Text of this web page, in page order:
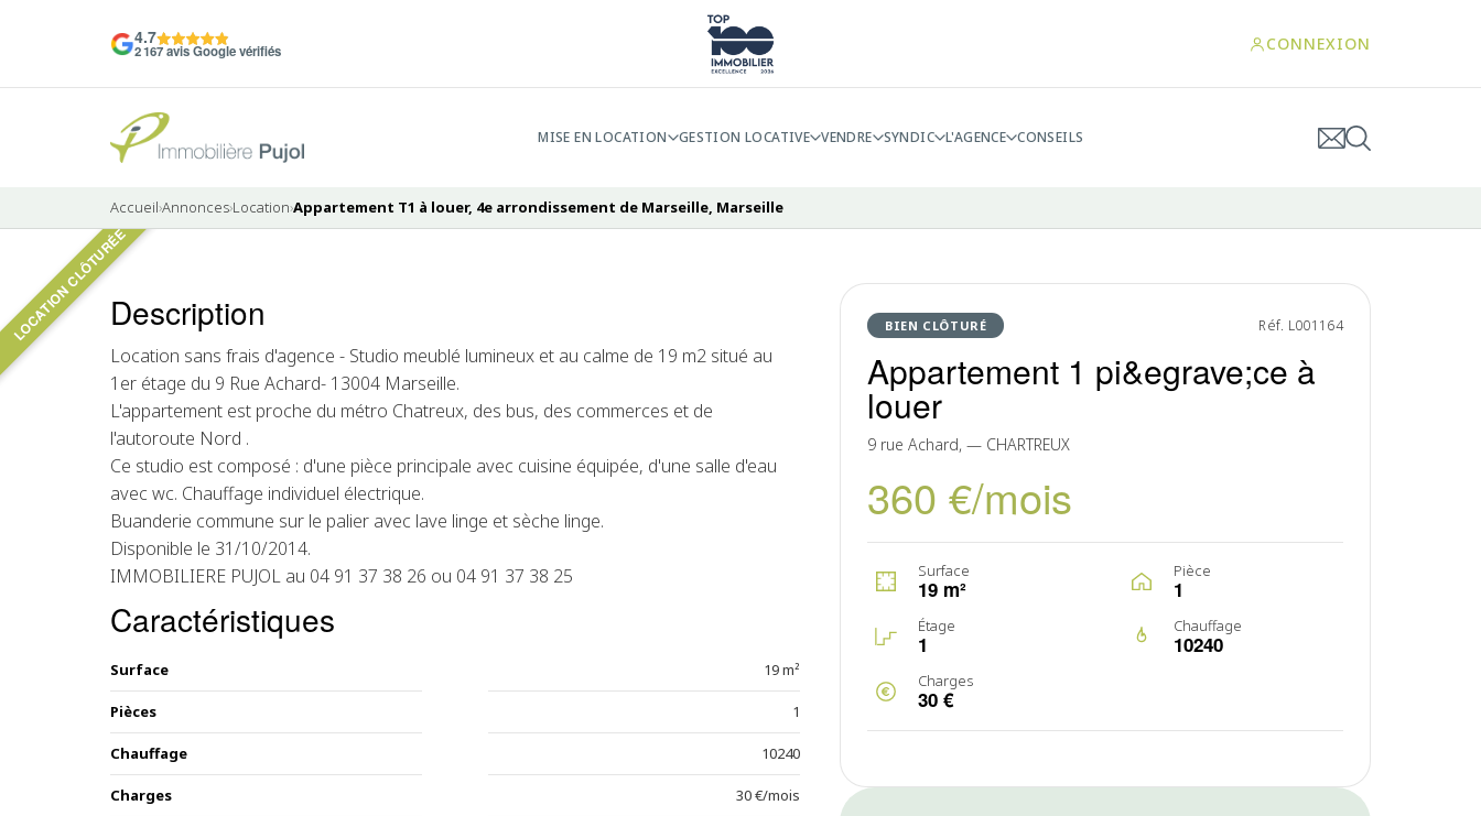
4.7
2 167 avis Google vérifiés CONNEXION
MISE EN LOCATION GESTION LOCATIVE VENDRE SYNDIC L'AGENCE CONSEILS
Accueil›Annonces›Location›Appartement T1 à louer, 4e arrondissement de Marseille, Marseille
LOCATION CLÔTURÉE BIEN CLÔTURÉ Réf. L001164
Appartement 1 pi&egrave;ce à
louer
9 rue Achard, — CHARTREUX
360 €/mois
Surface
19 m²
Pièce
1
Étage
1
Chauffage
10240
Charges
30 €
LOUÉ
Description
Location sans frais d'agence - Studio meublé lumineux et au calme de 19 m2 situé au
1er étage du 9 Rue Achard- 13004 Marseille.
L'appartement est proche du métro Chatreux, des bus, des commerces et de
l'autoroute Nord .
Ce studio est composé : d'une pièce principale avec cuisine équipée, d'une salle d'eau
avec wc. Chauffage individuel électrique.
Buanderie commune sur le palier avec lave linge et sèche linge.
Disponible le 31/10/2014.
IMMOBILIERE PUJOL au 04 91 37 38 26 ou 04 91 37 38 25
Caractéristiques
Surface 19 m²
Pièces 1
Chauffage 10240
Charges 30 €/mois